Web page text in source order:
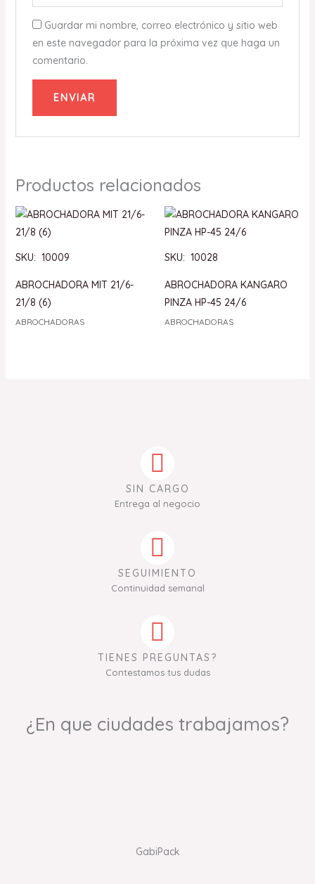
Guardar mi nombre, correo electrónico y sitio web
en este navegador para la próxima vez que haga un
comentario.
Productos relacionados
SKU: 10009
ABROCHADORA MIT 21/6-
21/8 (6)
ABROCHADORAS
SKU: 10028
ABROCHADORA KANGARO
PINZA HP-45 24/6
ABROCHADORAS
SIN CARGO
Entrega al negocio
SEGUIMIENTO
Continuidad semanal
TIENES PREGUNTAS?
Contestamos tus dudas
¿En que ciudades trabajamos?
GabiPack